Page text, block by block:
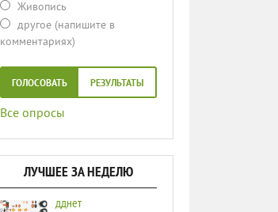
Живопись
другое (напишите в
комментариях)
ГОЛОСОВАТЬ РЕЗУЛЬТАТЫ
Все опросы
ЛУЧШЕЕ ЗА НЕДЕЛЮ
дднет